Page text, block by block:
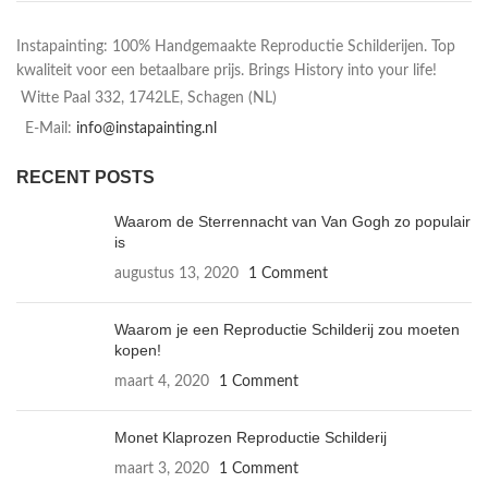
Instapainting: 100% Handgemaakte Reproductie Schilderijen. Top
kwaliteit voor een betaalbare prijs. Brings History into your life!
Witte Paal 332, 1742LE, Schagen (NL)
E-Mail: info@instapainting.nl
RECENT POSTS
Waarom de Sterrennacht van Van Gogh zo populair
is
augustus 13, 2020 1 Comment
Waarom je een Reproductie Schilderij zou moeten
kopen!
maart 4, 2020 1 Comment
Monet Klaprozen Reproductie Schilderij
maart 3, 2020 1 Comment